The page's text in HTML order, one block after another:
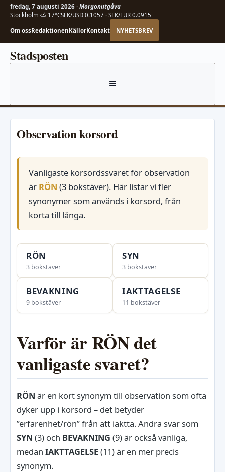
fredag, 7 augusti 2026 · Morgonutgåva
Stockholm ⛅ 17°CSEK/USD 0.1057 · SEK/EUR 0.0915
Om ossRedaktionenKällorKontakt NYHETSBREV
HoppaStadsposten
MENY
Observation korsord
Vanligaste korsordssvaret för observation
är RÖN (3 bokstäver). Här listar vi fler
synonymer som används i korsord, från
korta till långa.
RÖN
3 bokstäver
SYN
3 bokstäver
BEVAKNING
9 bokstäver
IAKTTAGELSE
11 bokstäver
Varför är RÖN det
vanligaste svaret?
RÖN är en kort synonym till observation som ofta
dyker upp i korsord – det betyder
”erfarenhet/rön” från att iaktta. Andra svar som
SYN (3) och BEVAKNING (9) är också vanliga,
medan IAKTTAGELSE(11) är en mer precis
synonym.